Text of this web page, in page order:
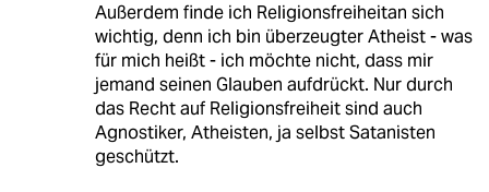
Außerdem finde ich Religionsfreiheitan sich
wichtig, denn ich bin überzeugter Atheist - was
für mich heißt - ich möchte nicht, dass mir
jemand seinen Glauben aufdrückt. Nur durch
das Recht auf Religionsfreiheit sind auch
Agnostiker, Atheisten, ja selbst Satanisten
geschützt.